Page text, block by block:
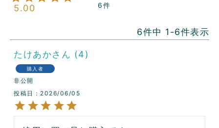
5.00 6
6件中 1 -6件表示
たけあか 4
購入者
非公開
投稿日
2026/06/05